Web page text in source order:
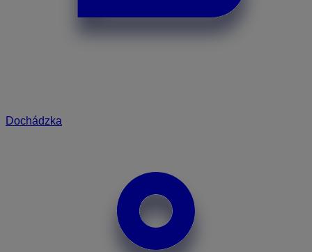
Dochádzka